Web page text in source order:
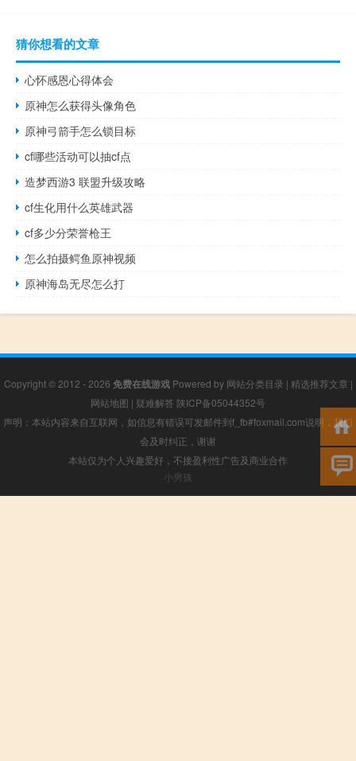
猜你想看的文章
心怀感恩心得体会
原神怎么获得头像角色
原神弓箭手怎么锁目标
cf哪些活动可以抽cf点
造梦西游3 联盟升级攻略
cf生化用什么英雄武器
cf多少分荣誉枪王
怎么拍摄鳄鱼原神视频
原神海岛无尽怎么打
Copyright © 2012 - 2026 免费在线游戏Powered by 网站分类目录 | 精选推荐文章 |
网站地图 | 疑难解答 陕ICP备05044352号
声明：本站内容来自互联网，如信息有错误可发邮件到f_fb#foxmail.com说明，我们
会及时纠正，谢谢
本站仅为个人兴趣爱好，不接盈利性广告及商业合作
小男孩